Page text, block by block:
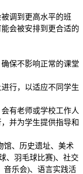
调到更高水平的班
会被安排到更合适的
保不影响正常的课堂
行，以适应不同学生
有老师或学校工作人
并为学生提供指导和
馆、历史遗址、美术
、羽毛球比赛)、社交
音乐会)、语言实践活